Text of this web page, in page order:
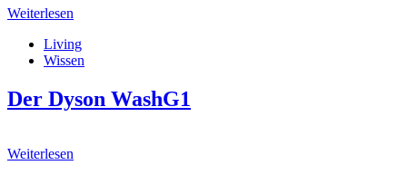
Weiterlesen
Living
Wissen
Der Dyson WashG1
Weiterlesen